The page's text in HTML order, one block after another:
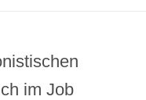
im Job